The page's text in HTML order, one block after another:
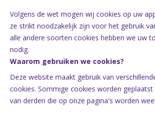
Volgens de wet mogen wij cookies op uw
ze strikt noodzakelijk zijn voor het gebruik
alle andere soorten cookies hebben we uw
nodig.
Waarom gebruiken we cookies?
Deze website maakt gebruik van
cookies. Sommige cookies worden
van derden die op onze pagina's worden